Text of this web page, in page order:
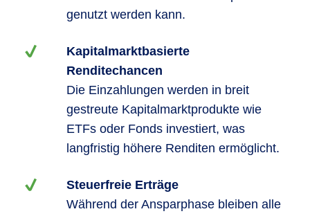
genutzt werden kann.
Kapitalmarktbasierte
Renditechancen
Die Einzahlungen werden in breit
gestreute Kapitalmarktprodukte wie
ETFs oder Fonds investiert, was
langfristig höhere Renditen ermöglicht.
Steuerfreie Erträge
Während der Ansparphase bleiben alle